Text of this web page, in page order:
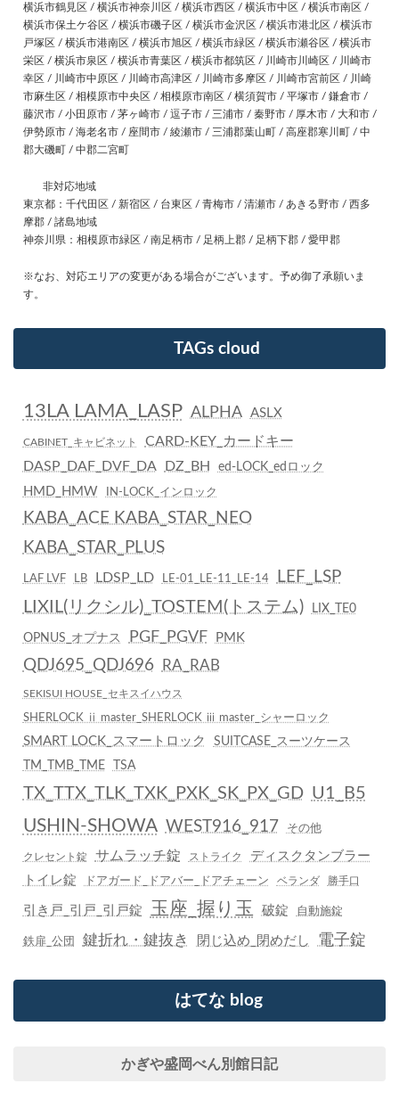
横浜市鶴見区 / 横浜市神奈川区 / 横浜市西区 / 横浜市中区 / 横浜市南区 /
横浜市保土ケ谷区 / 横浜市磯子区 / 横浜市金沢区 / 横浜市港北区 / 横浜市
戸塚区 / 横浜市港南区 / 横浜市旭区 / 横浜市緑区 / 横浜市瀬谷区 / 横浜市
栄区 / 横浜市泉区 / 横浜市青葉区 / 横浜市都筑区 / 川崎市川崎区 / 川崎市
幸区 / 川崎市中原区 / 川崎市高津区 / 川崎市多摩区 / 川崎市宮前区 / 川崎
市麻生区 / 相模原市中央区 / 相模原市南区 / 横須賀市 / 平塚市 / 鎌倉市 /
藤沢市 / 小田原市 / 茅ヶ崎市 / 逗子市 / 三浦市 / 秦野市 / 厚木市 / 大和市 /
伊勢原市 / 海老名市 / 座間市 / 綾瀬市 / 三浦郡葉山町 / 高座郡寒川町 / 中
郡大磯町 / 中郡二宮町
非対応地域
東京都：千代田区 / 新宿区 / 台東区 / 青梅市 / 清瀬市 / あきる野市 / 西多
摩郡 / 諸島地域
神奈川県：相模原市緑区 / 南足柄市 / 足柄上郡 / 足柄下郡 / 愛甲郡
※なお、対応エリアの変更がある場合がございます。予め御了承願いま
す。
TAGs cloud
13LA LAMA_LASP ALPHA ASLX
CABINET_キャビネット
CARD-KEY_カードキー
DASP_DAF_DVF_DA
DZ_BH ed-LOCK_edロック
HMD_HMW IN-LOCK_インロック
KABA_ACE KABA_STAR_NEO
KABA_STAR_PLUS
LAF LVF LB LDSP_LD LE-01_LE-11_LE-14 LEF_LSP
LIXIL(リクシル)_TOSTEM(トステム) LIX_TE0
OPNUS_オプナス PGF_PGVF PMK
QDJ695_QDJ696 RA_RAB
SEKISUI HOUSE_セキスイハウス
SHERLOCK ⅱ master_SHERLOCK ⅲ master_シャーロック
SMART LOCK_スマートロック
SUITCASE_スーツケース
TM_TMB_TME
TSA
TX_TTX_TLK_TXK_PXK_SK_PX_GD U1_B5
USHIN-SHOWA WEST916_917 その他
クレセント錠 サムラッチ錠 ストライク
ディスクタンブラー
トイレ錠
ドアガード_ドアバー_ドアチェーン ベランダ 勝手口
引き戸_引戸_引戸錠 玉座_握り玉 破錠 自動施錠
鉄扉_公団 鍵折れ・鍵抜き 閉じ込め_閉めだし 電子錠
はてな blog
かぎや盛岡べん別館日記